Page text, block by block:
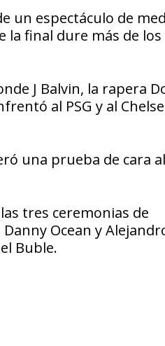
un espectáculo de
la final dure más de los
J Balvin, la rapera
al PSG y al
una prueba de cara al
tres ceremonias de
Ocean y
Buble.